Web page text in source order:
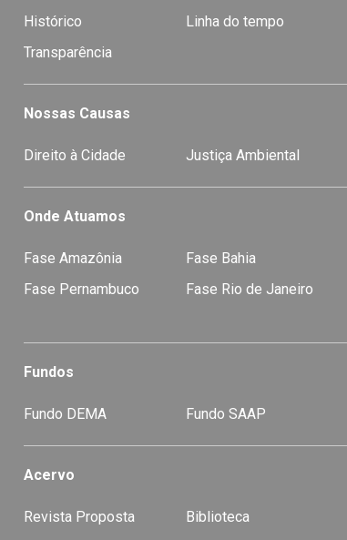
Histórico Linha do tempo
Transparência
Nossas Causas
Direito à Cidade Justiça Ambiental
Onde Atuamos
Fase Amazônia Fase Bahia
Fase Pernambuco
Fase Rio de Janeiro
Fundos
Fundo DEMA Fundo SAAP
Acervo
Revista Proposta Biblioteca